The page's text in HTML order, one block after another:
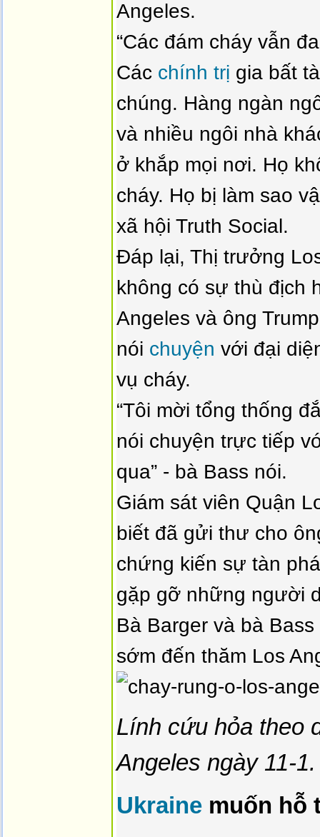
Angeles.
“Các đám cháy vẫn
Các chính trị gia bất
chúng. Hàng ngàn
và nhiều ngôi nhà
ở khắp mọi nơi. Họ
cháy. Họ bị làm sao
xã hội Truth Social.
Đáp lại, Thị trưởng
không có sự thù địch
Angeles và ông
nói chuyện với đại
vụ cháy.
“Tôi mời tổng thống
nói chuyện trực tiếp
qua” - bà Bass nói.
Giám sát viên Quận
biết đã gửi thư cho
chứng kiến ​​sự tàn
gặp gỡ những người
Bà Barger và bà
sớm đến thăm Los
Lính cứu hỏa theo
Angeles ngày 11-
Ukraine muốn hỗ